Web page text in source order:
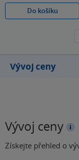
Do košíku
Vývoj ceny
Vývoj ceny
Získejte přehled o